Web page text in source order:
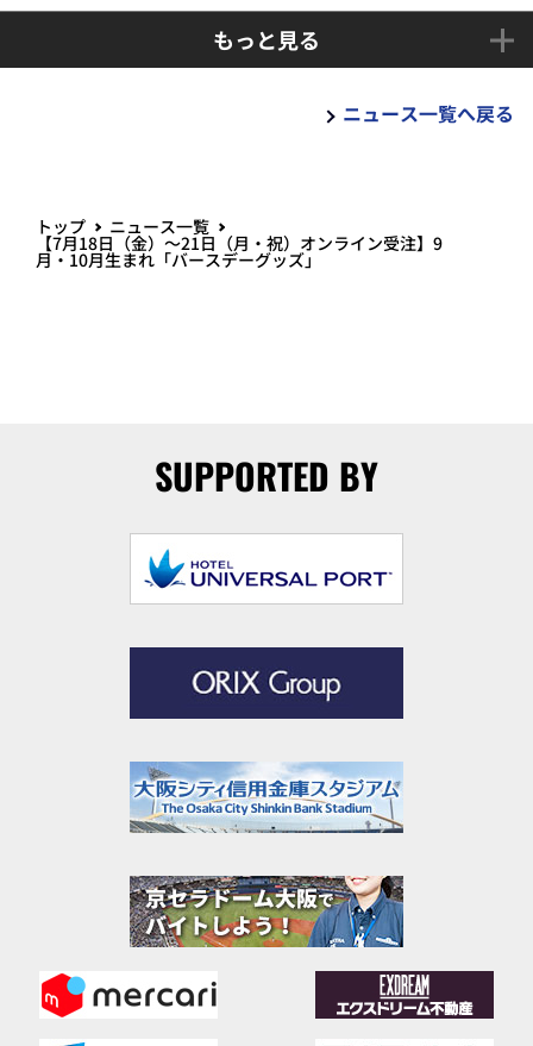
もっと見る
ニュース一覧へ戻る
トップ ニュース一覧
【7月18日（金）～21日（月・祝）オンライン受注】9
月・10月生まれ「バースデーグッズ」
SUPPORTED BY